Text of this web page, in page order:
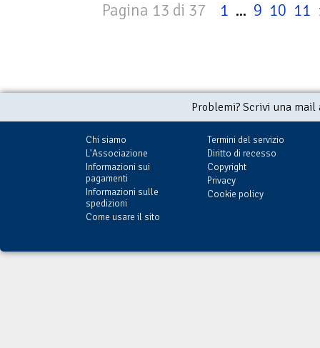
Pagina 13 di 37 1 ... 9 10 11
Problemi? Scrivi una
Chi siamo
L'Associazione
Informazioni sui
pagamenti
Informazioni sulle
spedizioni
Come usare il sito
Termini del servizio
Diritto di recesso
Copyright
Privacy
Cookie policy